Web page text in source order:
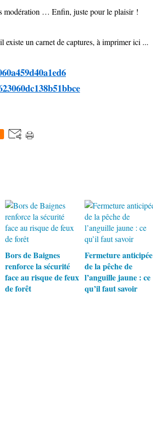
modération … Enfin, juste pour le plaisir !
existe un carnet de captures, à imprimer ici ...
Bors de Baignes
renforce la sécurité
face au risque de feux
de forêt
Fermeture anticipée
de la pêche de
l’anguille jaune : ce
qu’il faut savoir